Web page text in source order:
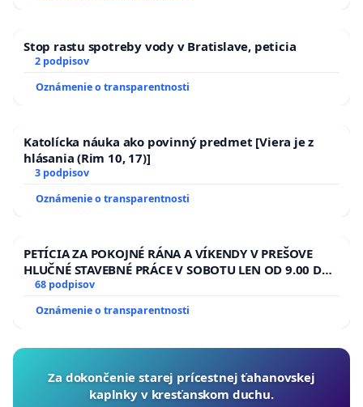
Stop rastu spotreby vody v Bratislave, peticia
2 podpisov
Oznámenie o transparentnosti
Katolícka náuka ako povinný predmet [Viera je z
hlásania (Rim 10, 17)]
3 podpisov
Oznámenie o transparentnosti
PETÍCIA ZA POKOJNÉ RÁNA A VÍKENDY V PREŠOVE
HLUČNÉ STAVEBNÉ PRÁCE V SOBOTU LEN OD 9.00 DO
13.00 HOD., CEZ PRACOVNÝ TÝŽDEŇ CIEĽ 8.00 – 18.00
HOD. A PRAVIDELNÁ KONTROLA STAVBY C-AREA NA
ĎUMBIERSKEJ/MAGU
68 podpisov
Oznámenie o transparentnosti
Za dokončenie starej prícestnej ťahanovskej
kaplnky v kresťanskom duchu.